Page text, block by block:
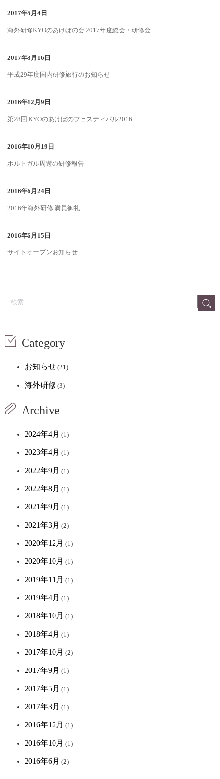
2017年5月4日
海外研修KYOのあけぼの会 2017年度総会・研修会
2017年3月16日
平成29年度国内研修旅行のお知らせ
2016年12月9日
第28回 KYOのあけぼのフェスティバル2016
2016年10月19日
ポルトガル周遊の研修報告
2016年6月24日
2016年海外研修 満員御礼
2016年6月15日
サイトオープンお知らせ
Category
お知らせ (21)
海外研修 (3)
Archive
2024年4月 (1)
2023年4月 (1)
2022年9月 (1)
2022年8月 (1)
2021年9月 (1)
2021年3月 (2)
2020年12月 (1)
2020年10月 (1)
2019年11月 (1)
2019年4月 (1)
2018年10月 (1)
2018年4月 (1)
2017年10月 (2)
2017年9月 (1)
2017年5月 (1)
2017年3月 (1)
2016年12月 (1)
2016年10月 (1)
2016年6月 (2)